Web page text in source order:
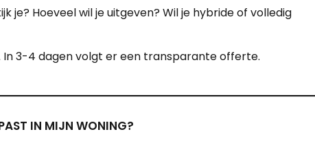
je? Hoeveel wil je uitgeven? Wil je hybride of volledig
3-4 dagen volgt er een transparante offerte.
IN MIJN WONING?